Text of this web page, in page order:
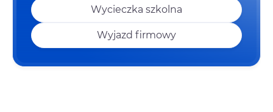
Wycieczka szkolna
Wyjazd firmowy